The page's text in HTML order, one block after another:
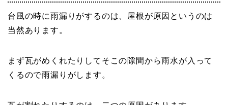
台風の時に雨漏りがするのは、屋根が原因というのは
当然あります。
まず瓦がめくれたりしてそこの隙間から雨水が入って
くるので雨漏りがします。